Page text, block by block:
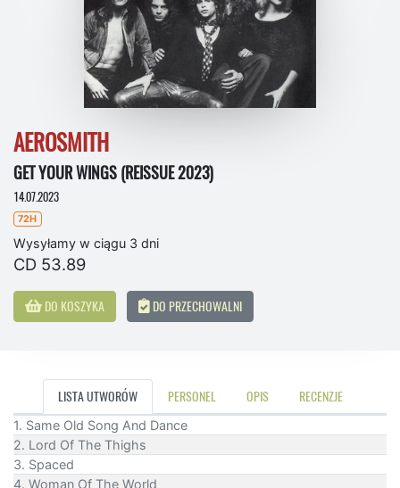
AEROSMITH
GET YOUR WINGS (REISSUE 2023)
14.07.2023
72H
Wysyłamy w ciągu 3 dni
CD 53.89
DO KOSZYKA DO PRZECHOWALNI
LISTA UTWORÓW PERSONEL OPIS RECENZJE
1. Same Old Song And Dance
2. Lord Of The Thighs
3. Spaced
4. Woman Of The World